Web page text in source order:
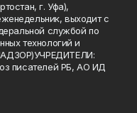
г. Уфа),
выходит с
службой по
технологий и
писателей РБ, АО ИД